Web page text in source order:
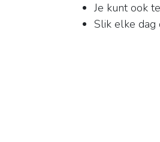
Je kunt ook
Slik elke dag